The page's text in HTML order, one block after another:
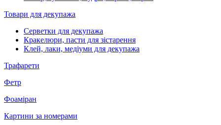
Товари для декупажа
Серветки для декупажа
Кракелюри, пасти для зістарення
Клей, лаки, медіуми для декупажа
Трафарети
Фетр
Фоаміран
Картини за номерами